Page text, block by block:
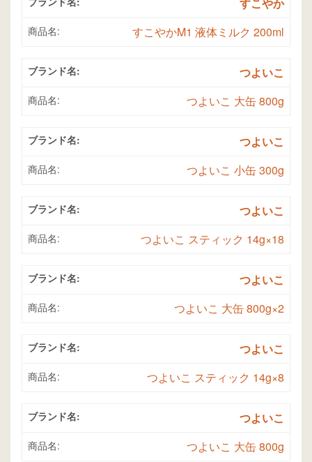
商品名: すこやかM1 液体ミルク 200ml
ブランド名: つよいこ
商品名: つよいこ 大缶 800g
ブランド名: つよいこ
商品名: つよいこ 小缶 300g
ブランド名: つよいこ
商品名: つよいこ スティック 14g×18
ブランド名: つよいこ
商品名: つよいこ 大缶 800g×2
ブランド名: つよいこ
商品名: つよいこ スティック 14g×8
ブランド名: つよいこ
商品名: つよいこ 大缶 800g